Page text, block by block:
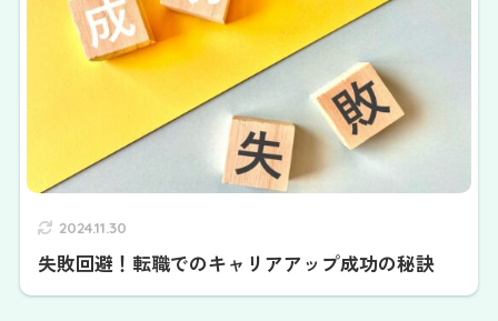
2024.11.30
失敗回避！転職でのキャリアアップ成功の秘訣